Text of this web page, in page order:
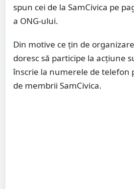
spun cei de la SamCivica pe
a ONG-ului.
Din motive ce țin de
doresc să participe la acțiune
înscrie la numerele de telefon
de membrii SamCivica.